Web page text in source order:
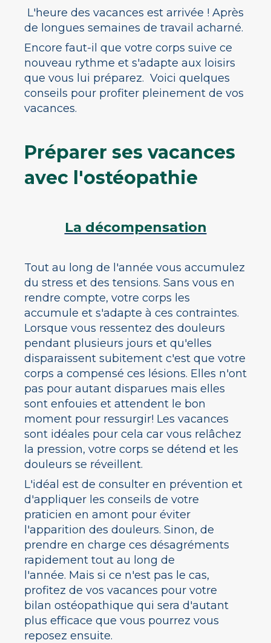
L'heure des vacances est arrivée ! Après
de longues semaines de travail acharné.
Encore faut-il que votre corps suive ce
nouveau rythme et s'adapte aux loisirs
que vous lui préparez. Voici quelques
conseils pour profiter pleinement de vos
vacances.
Préparer ses vacances
avec l'ostéopathie
La décompensation
Tout au long de l'année vous accumulez
du stress et des tensions. Sans vous en
rendre compte, votre corps les
accumule et s'adapte à ces contraintes.
Lorsque vous ressentez des douleurs
pendant plusieurs jours et qu'elles
disparaissent subitement c'est que votre
corps a compensé ces lésions. Elles n'ont
pas pour autant disparues mais elles
sont enfouies et attendent le bon
moment pour ressurgir! Les vacances
sont idéales pour cela car vous relâchez
la pression, votre corps se détend et les
douleurs se réveillent.
L'idéal est de consulter en prévention et
d'appliquer les conseils de votre
praticien en amont pour éviter
l'apparition des douleurs. Sinon, de
prendre en charge ces désagréments
rapidement tout au long de
l'année. Mais si ce n'est pas le cas,
profitez de vos vacances pour votre
bilan ostéopathique qui sera d'autant
plus efficace que vous pourrez vous
reposez ensuite.